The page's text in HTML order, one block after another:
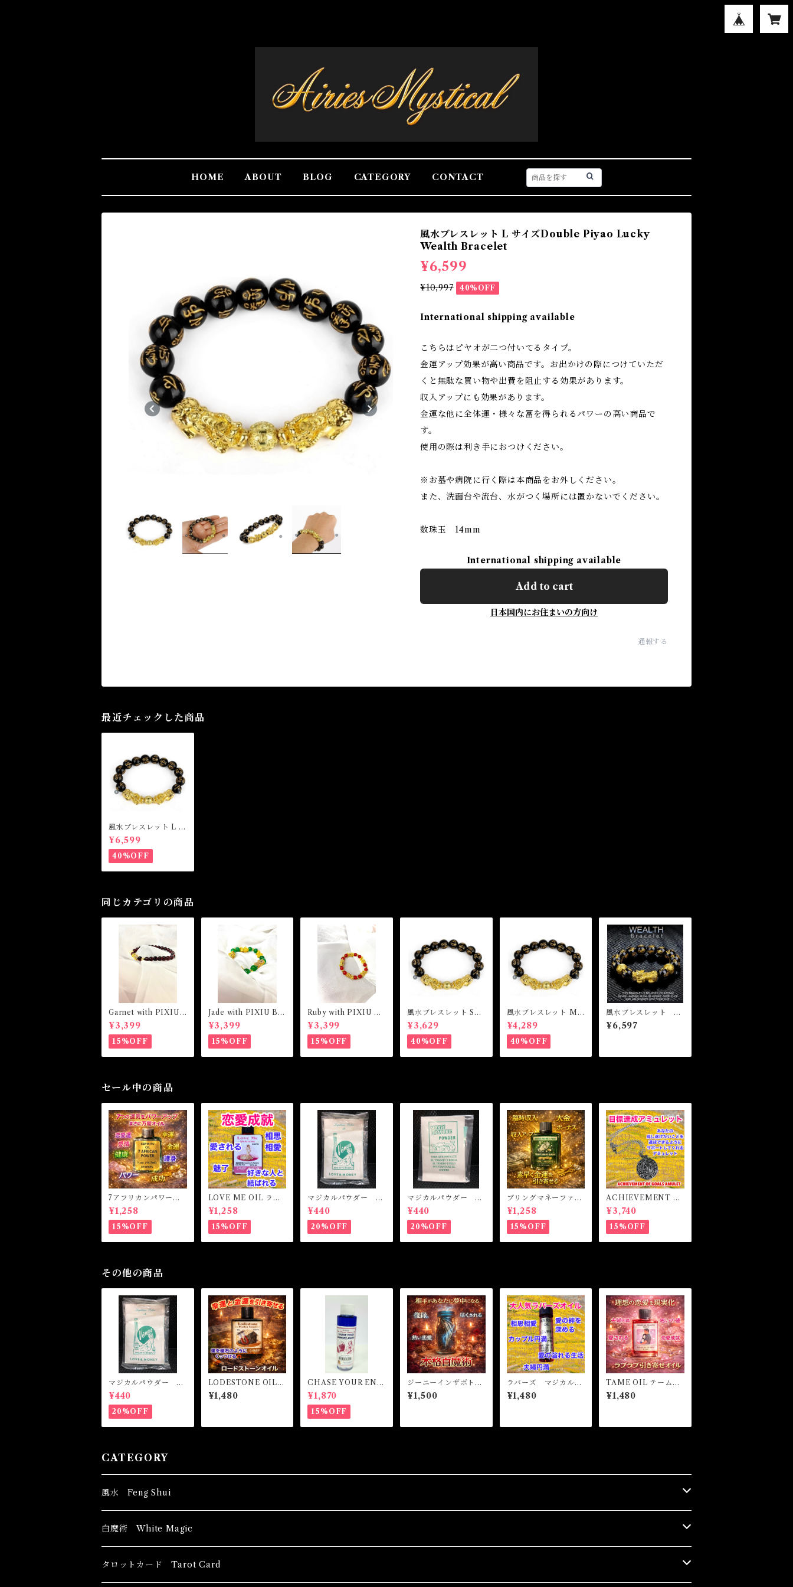
HOME ABOUT BLOG CATEGORY CONTACT
風水ブレスレット L サイズDouble Piyao Lucky
Wealth Bracelet
¥6,599
¥10,997 40%OFF
International shipping available
こちらはピヤオが二つ付いてるタイプ。
金運アップ効果が高い商品です。お出かけの際につけていただ
くと無駄な買い物や出費を阻止する効果があります。
収入アップにも効果があります。
金運な他に全体運・様々な冨を得られるパワーの高い商品で
す。
使用の際は利き手におつけください。
※お墓や病院に行く際は本商品をお外しください。
また、洗面台や流台、水がつく場所には置かないでください。
数珠玉 14mm
International shipping available
Add to cart
日本国内にお住まいの方向け
通報する
最近チェックした商品
風水ブレスレット L サ
イズDouble Piyao L
ucky Wealth Bracel
et
¥6,599
40%OFF
同じカテゴリの商品
Garnet with PIXIU
Bracelet ガーネット
ウィズピクシウブレス
レット
¥3,399
15%OFF
Jade with PIXIU Bra
celet ジェイドウィズ
ピクシウブレスレット
¥3,399
15%OFF
Ruby with PIXIU Br
acelet ルビーウィズピ
クシウブレスレット
¥3,399
15%OFF
風水ブレスレット Sサ
イズDouble Piyao L
ucky Wealth Bracel
et
¥3,629
40%OFF
風水ブレスレット M
サイズDouble Piyao
Lucky Wealth Brace
let
¥4,289
40%OFF
風水ブレスレット W
ealth Brecelet Mサ
イズ
¥6,597
セール中の商品
7アフリカンパワー
マジカルオイル・魔女
オイル 7AFRICAN
POWERS Magical O
il
¥1,258
15%OFF
LOVE ME OIL ラブ
ミーオイル -相思相
愛・愛される-
¥1,258
15%OFF
マジカルパウダー ラ
ブ&マネー Magical
Powder LOVE&MO
NEY
¥440
20%OFF
マジカルパウダー マ
ネードローイング M
agical Powder MO
NEY DRAWING
¥440
20%OFF
ブリングマネーファス
ト マジカルオイル・
魔女オイル BRING
MONEY FAST Magi
cal Oil
¥1,258
15%OFF
ACHIEVEMENT O
F GOALS AMULET
-あなたを目標達成へ
と導くアミュレット-
¥3,740
15%OFF
その他の商品
マジカルパウダー ラ
ブ&マネー Magical
Powder LOVE&MO
NEY
¥440
20%OFF
LODESTONE OIL
ロードストーンオイ
ル-磁石のようにほし
¥1,480
CHASE YOUR ENE
MIES AWAY! Vinega
r Oil チェイスユアエ
ネミーアウェイ！ ビネ
ガーオイル
¥1,870
15%OFF
ジーニーインザボト
ル 願望成就 引き寄
せ
¥1,500
ラバーズ マジカルオ
イル・魔女オイル L
OVERS Magical Oil
¥1,480
TAME OIL テームオ
イル -理想の恋愛を
引き寄せる-
¥1,480
CATEGORY
風水 Feng Shui
ブッダ Buddha
恋愛運
白魔術 White Magic
香油 Oils
タロットカード Tarot Card